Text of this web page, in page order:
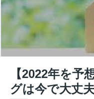
【2022年を予
グは今で大丈